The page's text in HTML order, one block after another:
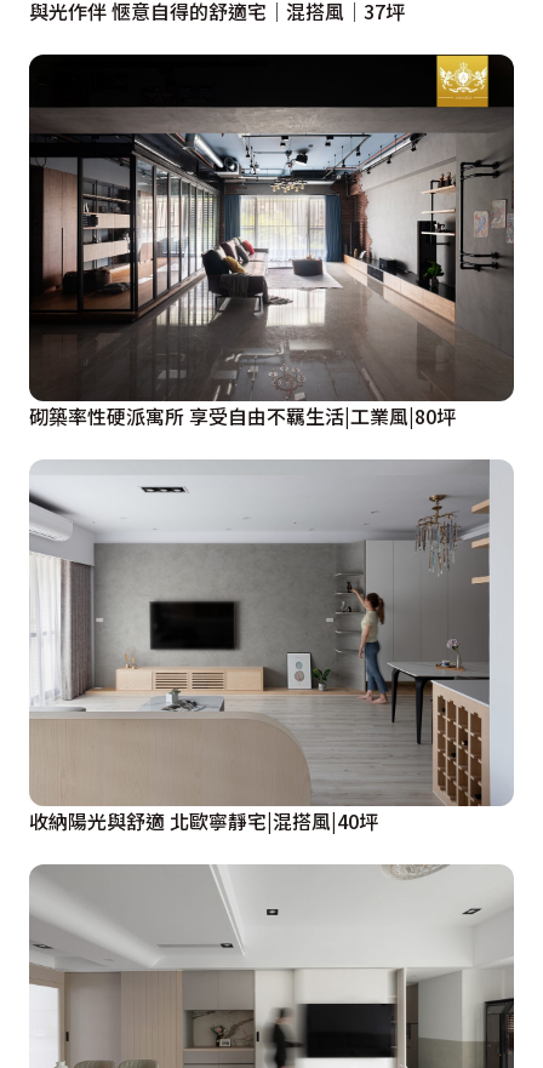
與光作伴 愜意自得的舒適宅│混搭風│37坪
砌築率性硬派寓所 享受自由不羈生活|工業風|80坪
收納陽光與舒適 北歐寧靜宅|混搭風|40坪